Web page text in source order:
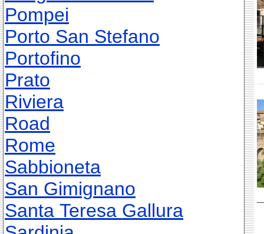
Pompei
Porto San Stefano
Portofino
Prato
Riviera
Road
Rome
Sabbioneta
San Gimignano
Santa Teresa Gallura